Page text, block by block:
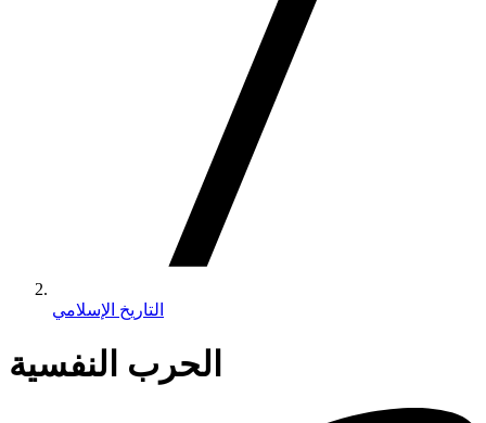
التاريخ الإسلامي
الحرب النفسية